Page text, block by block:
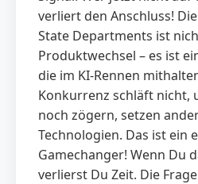
verliert den Anschluss!
State Departments ist
Produktwechsel – es ist
die im KI-Rennen
Konkurrenz schläft nicht,
noch zögern, setzen
Technologien. Das ist ein
Gamechanger! Wenn Du
verlierst Du Zeit. Die